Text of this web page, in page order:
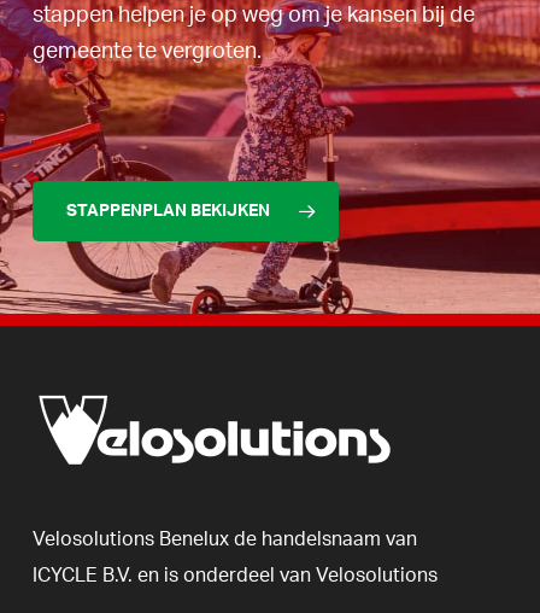
stappen helpen je op weg om je kansen bij de
gemeente te vergroten.
STAPPENPLAN BEKIJKEN
Velosolutions Benelux de handelsnaam van
ICYCLE B.V. en is onderdeel van Velosolutions